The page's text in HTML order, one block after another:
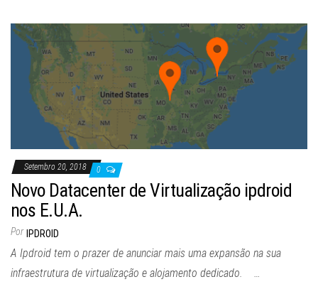
Setembro 20, 2018 0
Novo Datacenter de Virtualização ipdroid
nos E.U.A.
Por IPDROID
A Ipdroid tem o prazer de anunciar mais uma expansão na sua
infraestrutura de virtualização e alojamento dedicado. …